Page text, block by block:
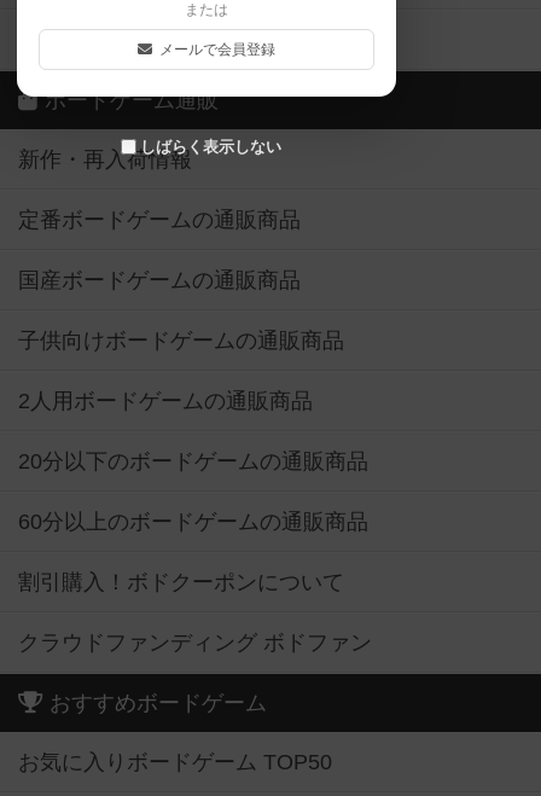
または
メールで会員登録
しばらく表示しない
ボドゲーマご利用案内
ボードゲーム通販
新作・再入荷情報
定番ボードゲームの通販商品
国産ボードゲームの通販商品
子供向けボードゲームの通販商品
2人用ボードゲームの通販商品
20分以下のボードゲームの通販商品
60分以上のボードゲームの通販商品
割引購入！ボドクーポンについて
クラウドファンディング ボドファン
おすすめボードゲーム
お気に入りボードゲーム TOP50